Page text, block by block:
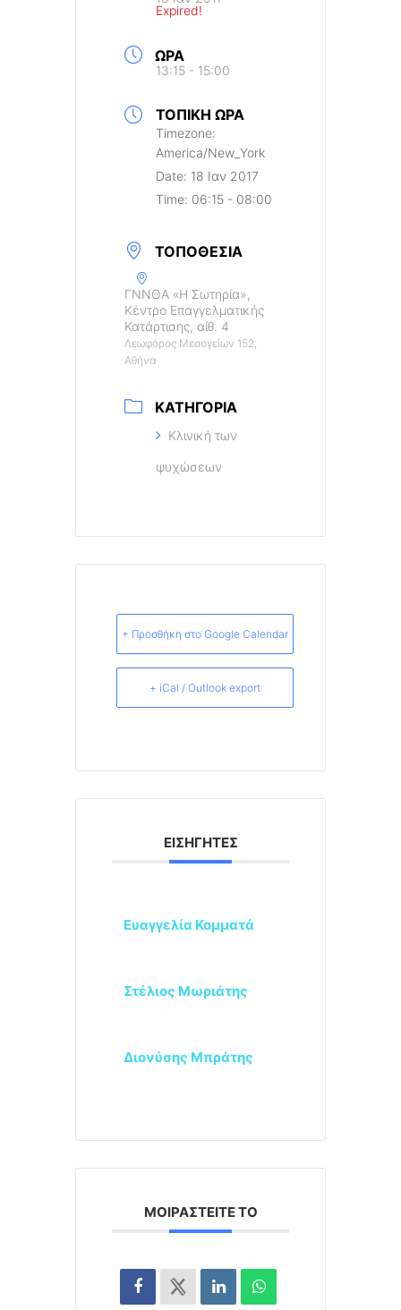
Expired!
ΏΡΑ
13:15 - 15:00
ΤΟΠΙΚΉ ΏΡΑ
Timezone:
America/New_York
Date: 18 Ιαν 2017
Time: 06:15 - 08:00
ΤΟΠΟΘΕΣΊΑ
ΓΝΝΘΑ «Η Σωτηρία»,
Κέντρο Επαγγελματικής
Κατάρτισης, αίθ. 4
Λεωφόρος Μεσογείων 152,
Αθήνα
ΚΑΤΗΓΟΡΊΑ
Κλινική των
ψυχώσεων
+ Προσθήκη στο Google Calendar
+ iCal / Outlook export
ΕΙΣΗΓΗΤΈΣ
Ευαγγελία Κομματά
Στέλιος Μωριάτης
Διονύσης Μπράτης
ΜΟΙΡΑΣΤΕΊΤΕ ΤΟ